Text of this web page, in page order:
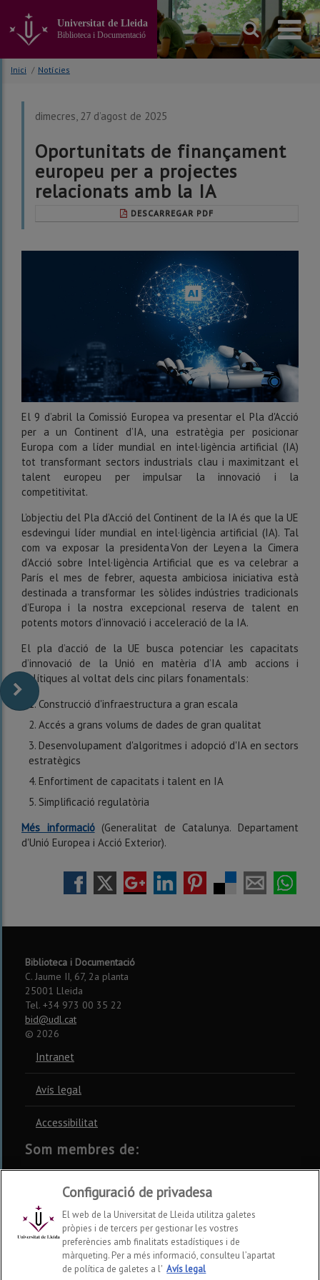
contingut
principal
Universitat de Lleida
Biblioteca i Documentació
Inici / Notícies
dimecres, 27 d’agost de 2025
Oportunitats de finançament
europeu per a projectes
relacionats amb la IA
DESCARREGAR PDF
El 9 d’abril la Comissió Europea va presentar el Pla d'Acció
per a un Continent d’IA, una estratègia per posicionar
Europa com a líder mundial en intel·ligència artificial (IA)
tot transformant sectors industrials clau i maximitzant el
talent europeu per impulsar la innovació i la
competitivitat.
L’objectiu del Pla d’Acció del Continent de la IA és que la UE
esdevingui líder mundial en intel·ligència artificial (IA). Tal
com va exposar la presidenta Von der Leyen a la Cimera
d’Acció sobre Intel·ligència Artificial que es va celebrar a
París el mes de febrer, aquesta ambiciosa iniciativa està
destinada a transformar les sòlides indústries tradicionals
d’Europa i la nostra excepcional reserva de talent en
potents motors d’innovació i acceleració de la IA.
El pla d’acció de la UE busca potenciar les capacitats
d’innovació de la Unió en matèria d’IA amb accions i
polítiques al voltat dels cinc pilars fonamentals:
Construcció d'infraestructura a gran escala
Accés a grans volums de dades de gran qualitat
Desenvolupament d'algoritmes i adopció d'IA en sectors
estratègics
Enfortiment de capacitats i talent en IA
Simplificació regulatòria
Més informació (Generalitat de Catalunya. Departament
d'Unió Europea i Acció Exterior).
Biblioteca i Documentació
C. Jaume II, 67, 2a planta
25001 Lleida
Tel. +34 973 00 35 22
bid@udl.cat
© 2026
Intranet
Avís legal
Accessibilitat
Som membres de:
CSUC REBIUN CRUE
Xarxes socials
Configuració de privadesa
El web de la Universitat de Lleida utilitza galetes
pròpies i de tercers per gestionar les vostres
preferències amb finalitats estadístiques i de
màrqueting. Per a més informació, consulteu l’apartat
de política de galetes a l' Avís legal